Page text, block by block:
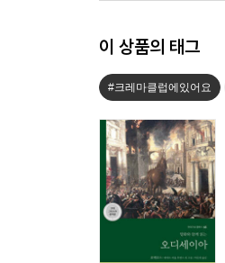
이 상품의 태그
#크레마클럽에있어요